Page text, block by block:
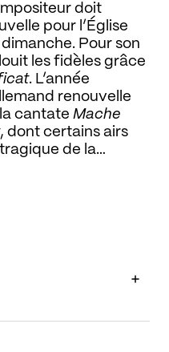
doit
pour l’Église
Pour son
les fidèles grâce
. L’année
renouvelle
cantate Mache
, dont certains airs
de la
vocal, la cheffe